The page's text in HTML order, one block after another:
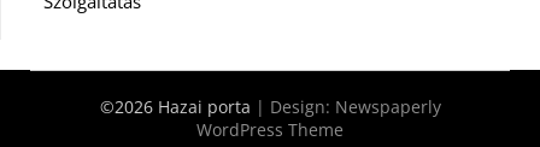
©2026 Hazai porta | Design: Newspaperly
WordPress Theme